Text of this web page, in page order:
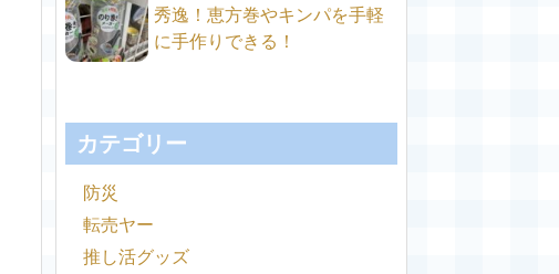
秀逸！恵方巻やキンパを手軽
に手作りできる！
カテゴリー
防災
転売ヤー
推し活グッズ